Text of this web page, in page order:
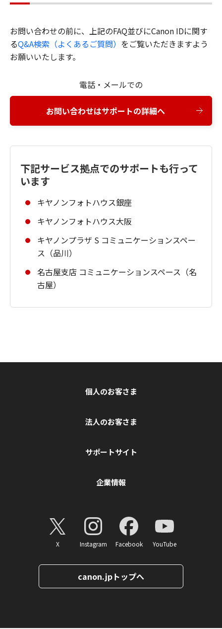
お問い合わせの前に、上記のFAQ並びにCanon IDに関す
るQ&A検索（よくあるご質問） をご覧いただきますよう
お願いいたします。
電話・メールでの
お問い合わせはサポートの詳細へ
下記サービス拠点でのサポートも行って
います
キヤノンフォトハウス銀座
キヤノンフォトハウス大阪
キヤノンプラザ S コミュニケーションスペー
ス（品川）
名古屋支店 コミュニケーションスペース（名
古屋）
個人のお客さま
法人のお客さま
サポートサイト
企業情報
X Instagram Facebook YouTube
canon.jpトップへ